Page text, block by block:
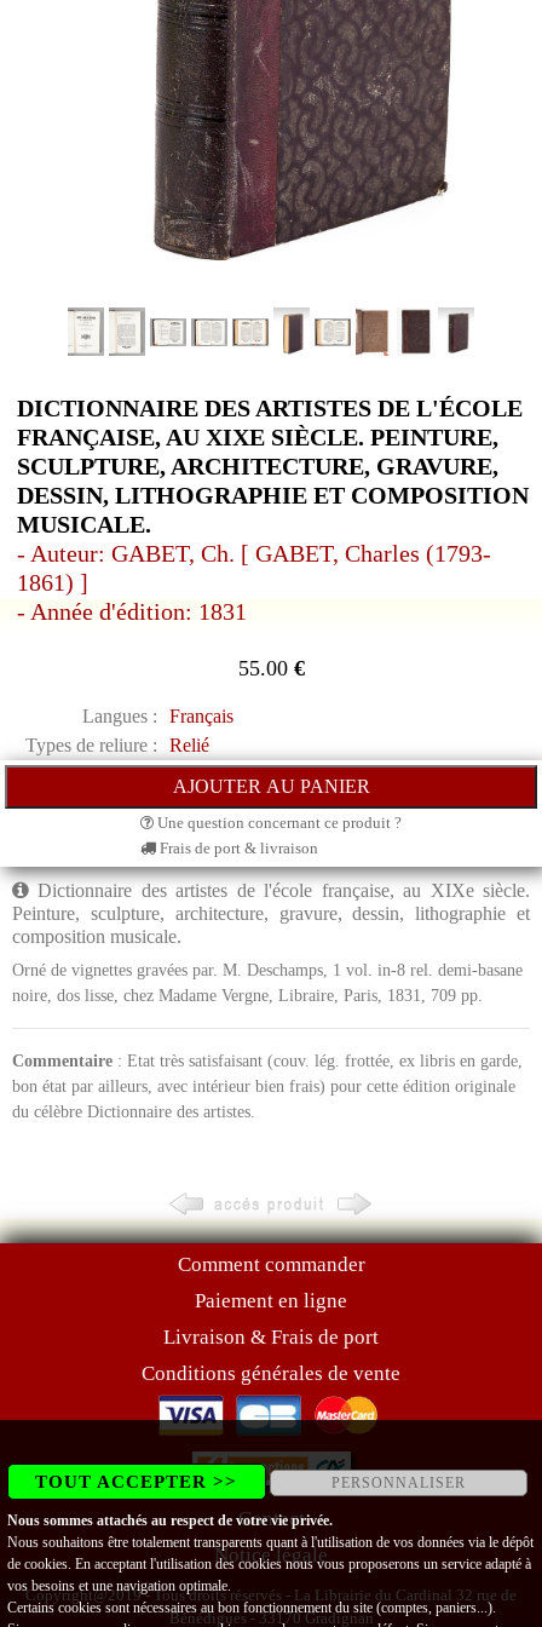
DICTIONNAIRE DES ARTISTES DE L'ÉCOLE
FRANÇAISE, AU XIXE SIÈCLE. PEINTURE,
SCULPTURE, ARCHITECTURE, GRAVURE,
DESSIN, LITHOGRAPHIE ET COMPOSITION
MUSICALE.
- Auteur: GABET, Ch. [ GABET, Charles (1793-
1861) ]
- Année d'édition: 1831
55.00€
Langues :
Français
Types de reliure :
Relié
Une question concernant ce produit ?
Frais de port & livraison
Dictionnaire des artistes de l'école française, au XIXe siècle.
Peinture, sculpture, architecture, gravure, dessin, lithographie et
composition musicale.
Orné de vignettes gravées par. M. Deschamps, 1 vol. in-8 rel. demi-basane
noire, dos lisse, chez Madame Vergne, Libraire, Paris, 1831, 709 pp.
Commentaire : Etat très satisfaisant (couv. lég. frottée, ex libris en garde,
bon état par ailleurs, avec intérieur bien frais) pour cette édition originale
du célèbre Dictionnaire des artistes.
Comment commander
Paiement en ligne
Livraison & Frais de port
Conditions générales de vente
Contact
Notice légale
Copyright@2019 - Tous droits réservés - La Librairie du Cardinal 32 rue de
Bénédigues - 33170 Gradignan
TOUT ACCEPTER >> PERSONNALISER
Nous sommes attachés au respect de votre vie privée.
Nous souhaitons être totalement transparents quant à l'utilisation de vos données via le dépôt
de cookies. En acceptant l'utilisation des cookies nous vous proposerons un service adapté à
vos besoins et une navigation optimale.
Certains cookies sont nécessaires au bon fonctionnement du site (comptes, paniers...).